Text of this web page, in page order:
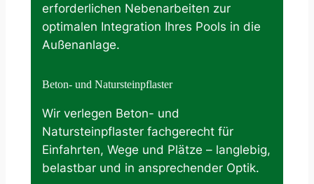
erforderlichen Nebenarbeiten zur
optimalen Integration Ihres Pools in die
Außenanlage.
Beton- und Natursteinpflaster
Wir verlegen Beton- und
Natursteinpflaster fachgerecht für
Einfahrten, Wege und Plätze – langlebig,
belastbar und in ansprechender Optik.